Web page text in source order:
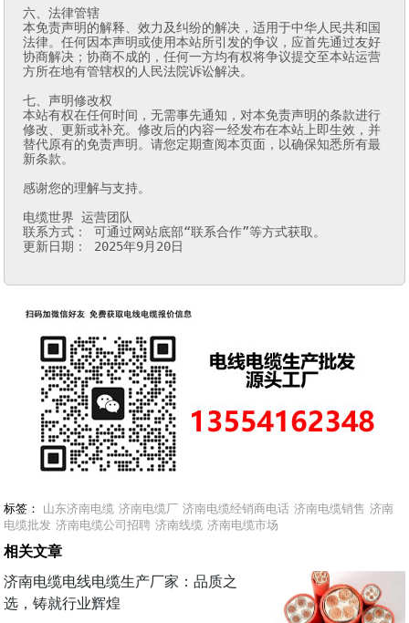
六、法律管辖
本免责声明的解释、效力及纠纷的解决，适用于中华人民共和国
法律。任何因本声明或使用本站所引发的争议，应首先通过友好
协商解决；协商不成的，任何一方均有权将争议提交至本站运营
方所在地有管辖权的人民法院诉讼解决。
七、声明修改权
本站有权在任何时间，无需事先通知，对本免责声明的条款进行
修改、更新或补充。修改后的内容一经发布在本站上即生效，并
替代原有的免责声明。请您定期查阅本页面，以确保知悉所有最
新条款。
感谢您的理解与支持。
电缆世界 运营团队
联系方式： 可通过网站底部“联系合作”等方式获取。
更新日期： 2025年9月20日
标签： 山东济南电缆 济南电缆厂 济南电缆经销商电话 济南电缆销售 济南
电缆批发 济南电缆公司招聘 济南线缆 济南电缆市场
相关文章
济南电缆电线电缆生产厂家：品质之
选，铸就行业辉煌